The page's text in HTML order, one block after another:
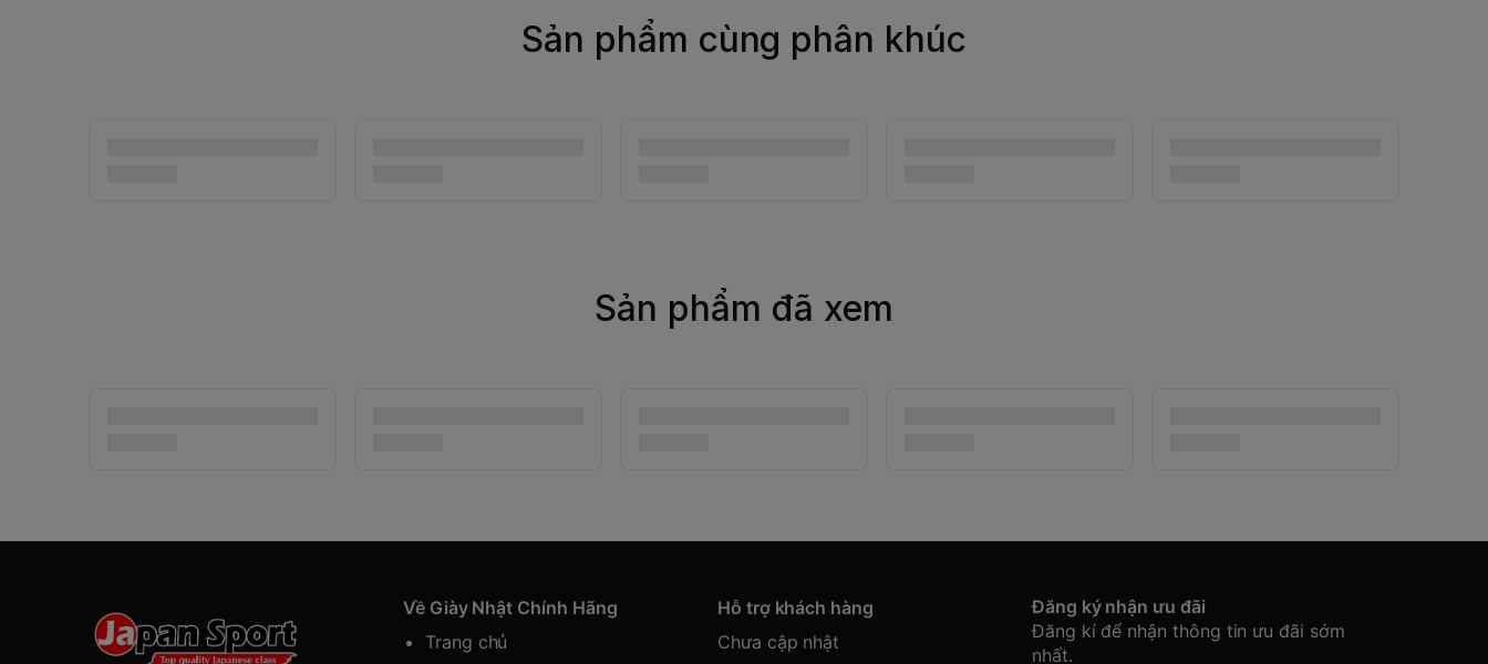
Sản phẩm cùng phân khúc
Sản phẩm đã xem
Về Giày Nhật Chính Hãng
Trang chủ
Hỗ trợ khách hàng
Chưa cập nhật
Đăng ký nhận ưu đãi
Đăng kí để nhận thông tin ưu đãi sớm
nhất.